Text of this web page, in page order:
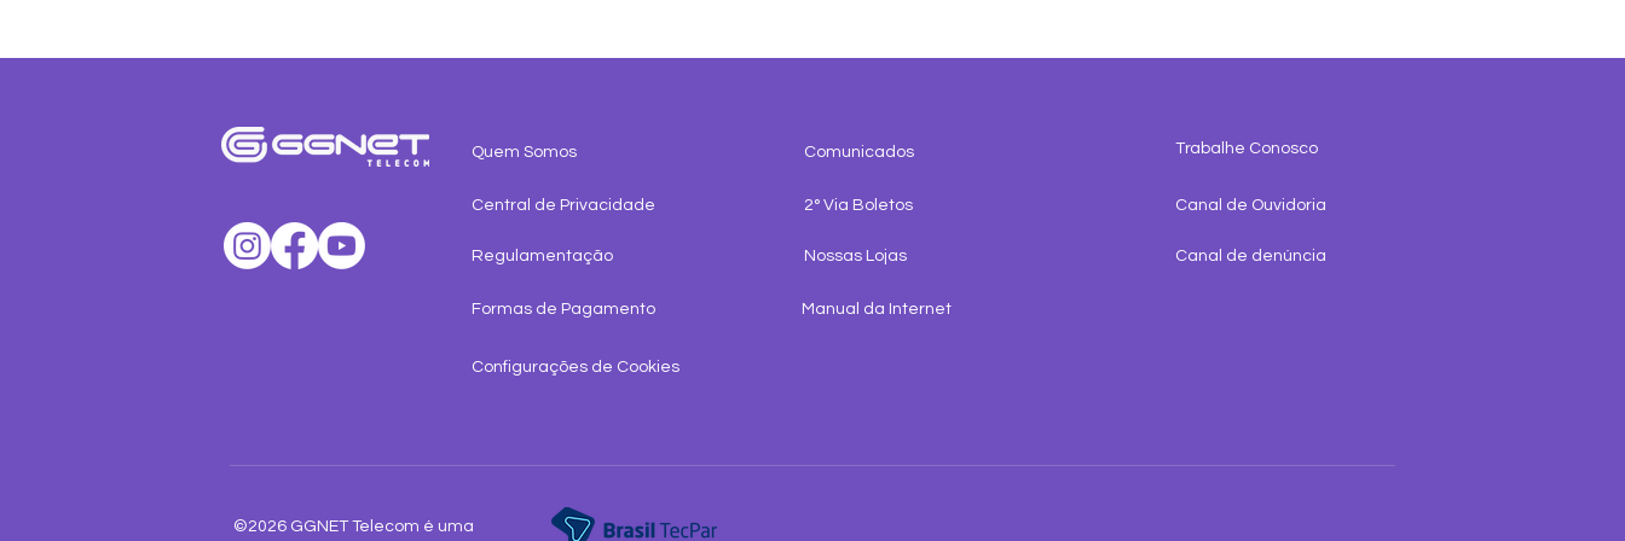
Quem Somos
Central de Privacidade
Regulamentação
Formas de Pagamento
Configurações de Cookies
Comunicados
2° Via Boletos
Nossas Lojas
Manual da Internet
Trabalhe Conosco
Canal de Ouvidoria
Canal de denúncia
©2026 GGNET Telecom é uma